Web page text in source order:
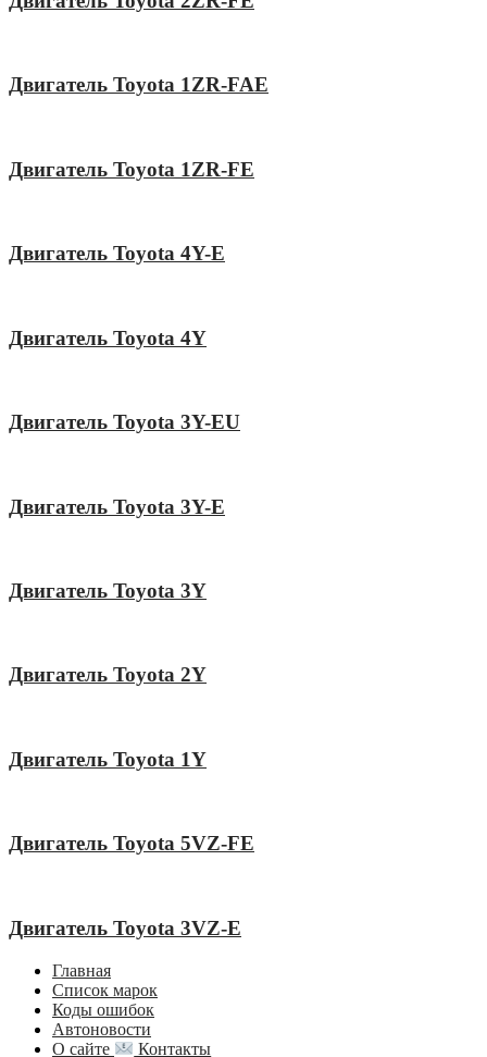
Двигатель Toyota 1ZR-FAE
Двигатель Toyota 1ZR-FE
Двигатель Toyota 4Y-E
Двигатель Toyota 4Y
Двигатель Toyota 3Y-EU
Двигатель Toyota 3Y-E
Двигатель Toyota 3Y
Двигатель Toyota 2Y
Двигатель Toyota 1Y
Двигатель Toyota 5VZ-FE
Двигатель Toyota 3VZ-E
Главная
Список марок
Коды ошибок
Автоновости
О сайте
Контакты